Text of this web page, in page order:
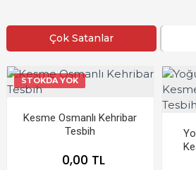
Çok Satanlar
STOKDA YOK
Kesme Osmanlı Kehribar
Tesbih
0,00 TL